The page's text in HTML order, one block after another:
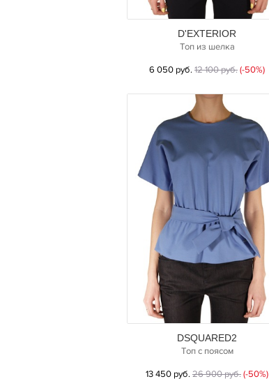
D'EXTERIOR
Топ из шелка
6 050 руб.12 100 руб.(-50%)
DSQUARED2
Топ с поясом
13 450 руб.26 900 руб.(-50%)